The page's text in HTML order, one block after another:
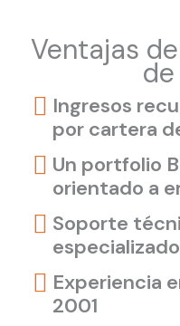
Ventajas
Ingresos
por cartera
Un portfolio
orientado a
Soporte
Experiencia
2001